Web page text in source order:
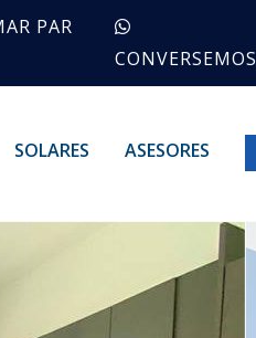
PAR
CONVERSEMOS
SOLARES ASESORES